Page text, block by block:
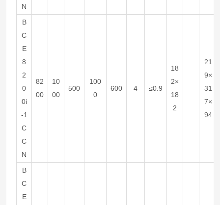
N
B
C
E
8
2
0
0i
-1
C
C
N
82
00
10
00
500
100
0
600 4 ≤0.9
18
2×
18
2
21
9×
31
7×
94
B
C
E